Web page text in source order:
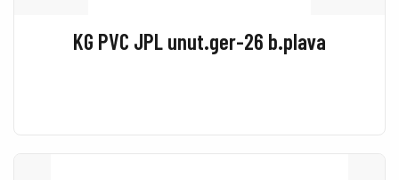
KG PVC JPL unut.ger-26 b.plava